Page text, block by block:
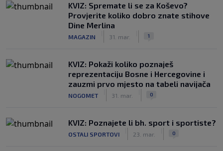
KVIZ: Spremate li se za Koševo?
Provjerite koliko dobro znate stihove
Dine Merlina
MAGAZIN 31. mar. 1
KVIZ: Pokaži koliko poznaješ
reprezentaciju Bosne i Hercegovine i
zauzmi prvo mjesto na tabeli navijača
NOGOMET 31. mar. 0
KVIZ: Poznajete li bh. sport i sportiste?
OSTALI SPORTOVI 23. mar. 0